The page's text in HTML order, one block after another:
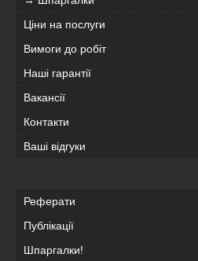
Ціни на послуги
Вимоги до робіт
Наші гарантії
Вакансії
Контакти
Ваші відгуки
Реферати
Публікації
Шпаргалки!